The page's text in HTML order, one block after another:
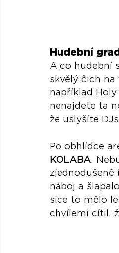
Hudební
A co hudební
skvělý čich
například
nenajdete ta
že uslyšíte
Po obhlídce
KOLABA.
náboj a
sice to mělo
chvílemi cítil,